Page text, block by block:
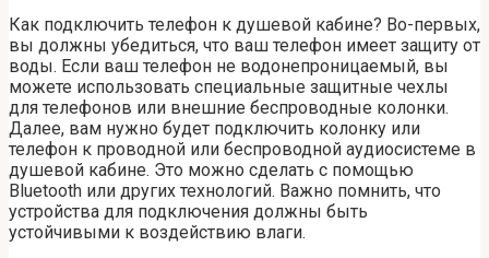
Как подключить телефон к душевой кабине? Во-первых,
вы должны убедиться, что ваш телефон имеет защиту от
воды. Если ваш телефон не водонепроницаемый, вы
можете использовать специальные защитные чехлы
для телефонов или внешние беспроводные колонки.
Далее, вам нужно будет подключить колонку или
телефон к проводной или беспроводной аудиосистеме в
душевой кабине. Это можно сделать с помощью
Bluetooth или других технологий. Важно помнить, что
устройства для подключения должны быть
устойчивыми к воздействию влаги.